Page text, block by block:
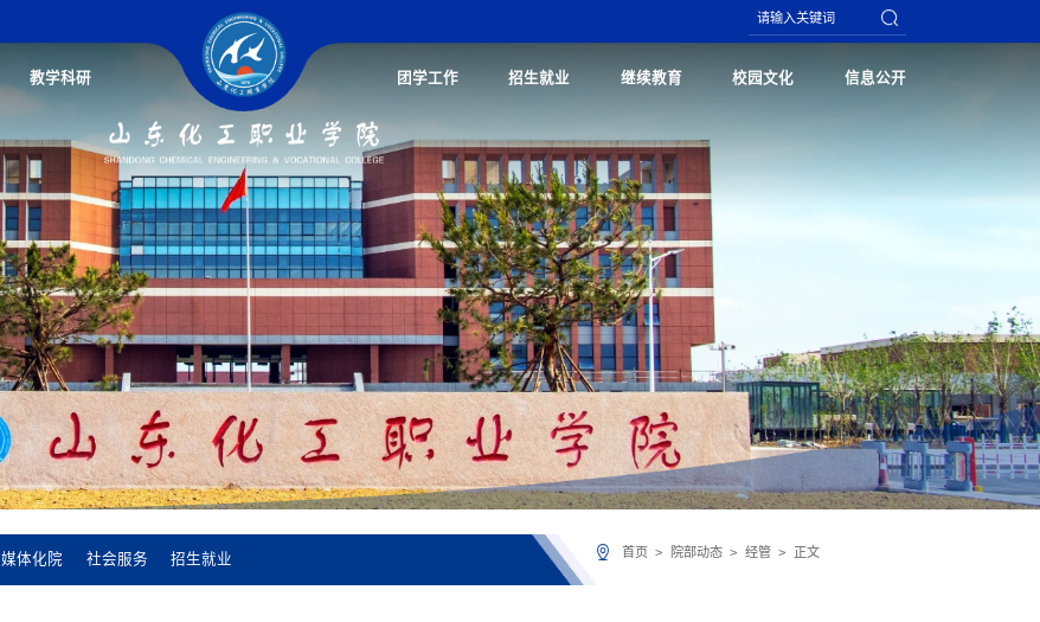
教学科研 团学工作 招生就业 继续教育 校园文化 信息公开
媒体化院 社会服务 招生就业 首页 > 院部动态 > 经管 > 正文